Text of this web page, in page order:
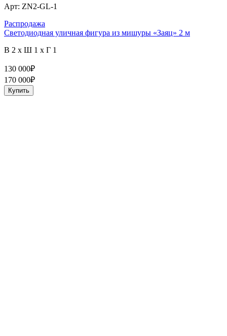
Арт: ZN2-GL-1
Распродажа
Светодиодная уличная фигура из мишуры «Заяц» 2 м
В 2 x Ш 1 x Г 1
130 000₽
170 000₽
Купить